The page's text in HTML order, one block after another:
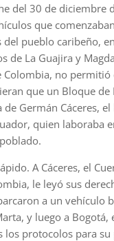
del 30 de diciembre
que
del pueblo caribeño,
de La Guajira y
Colombia, no permitió
que un Bloque de
de Germán Cáceres,
quien laboraba
A Cáceres, el
le leyó sus
a un vehículo
y luego a Bogotá,
los protocolos para